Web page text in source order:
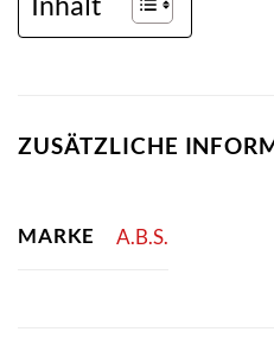
ZUSÄTZLICHE
MARKE A.B.S.